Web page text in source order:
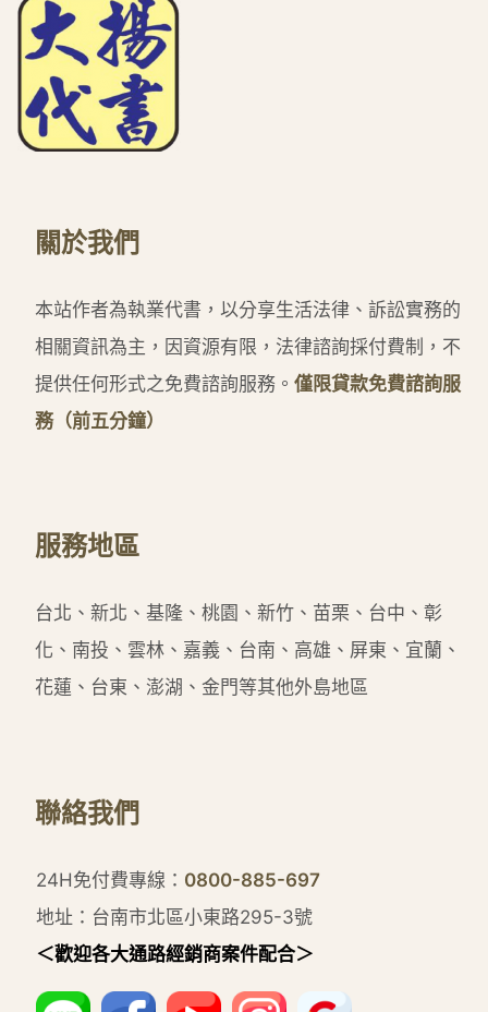
關於我們
本站作者為執業代書，以分享生活法律、訴訟實務的
相關資訊為主，因資源有限，法律諮詢採付費制，不
提供任何形式之免費諮詢服務。 僅限貸款免費諮詢服
務（前五分鐘）
服務地區
台北、新北、基隆、桃園、新竹、苗栗、台中、彰
化、南投、雲林、嘉義、台南、高雄、屏東、宜蘭、
花蓮、台東、澎湖、金門等其他外島地區
聯絡我們
24H免付費專線： 0800-885-697
地址：台南市北區小東路295-3號
＜歡迎各大通路經銷商案件配合＞